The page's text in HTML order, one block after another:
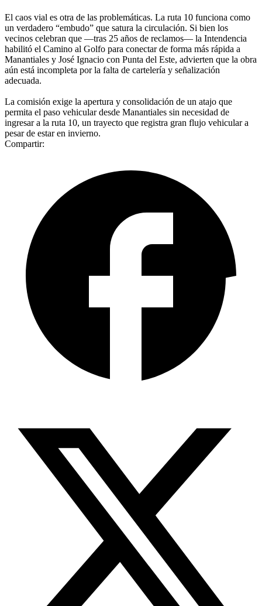
El caos vial es otra de las problemáticas. La ruta 10 funciona como
un verdadero “embudo” que satura la circulación. Si bien los
vecinos celebran que —tras 25 años de reclamos— la Intendencia
habilitó el Camino al Golfo para conectar de forma más rápida a
Manantiales y José Ignacio con Punta del Este, advierten que la obra
aún está incompleta por la falta de cartelería y señalización
adecuada.
La comisión exige la apertura y consolidación de un atajo que
permita el paso vehicular desde Manantiales sin necesidad de
ingresar a la ruta 10, un trayecto que registra gran flujo vehicular a
pesar de estar en invierno.
Compartir: